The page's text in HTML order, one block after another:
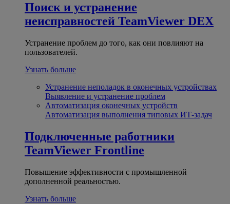
Поиск и устранение
неисправностей TeamViewer DEX
Устранение проблем до того, как они повлияют на
пользователей.
Узнать больше
Устранение неполадок в оконечных устройствах
Выявление и устранение проблем
Автоматизация оконечных устройств
Автоматизация выполнения типовых ИТ-задач
Подключенные работники
TeamViewer Frontline
Повышение эффективности с промышленной
дополненной реальностью.
Узнать больше